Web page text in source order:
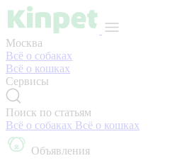
Москва
Всё о собаках
Всё о кошках
Сервисы
Поиск по статьям
Всё о собаках Всё о кошках
Объявления